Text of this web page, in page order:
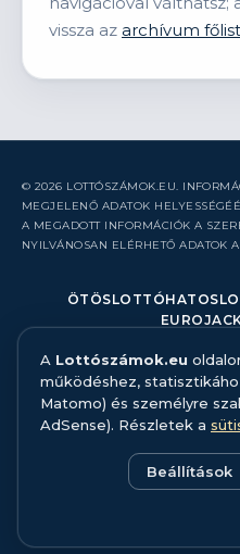
vissza az archívum
© 2026 LOTTÓSZÁMOK.EU.
MEGJELENŐ ADATOK
A MEGADOTT INFORMÁCIÓK A
NYILVÁNOSAN ELÉRHETŐ ADATOK
ÖTÖSLOTTÓ
RÓLUNK
KAPCSOLAT
HIBABEJELENTÉS
ADATFORRÁS ÉS
ADATKEZELÉS
SÜTISZABÁLYZAT
A Lottószámok.eu
működéshez,
Matomo) és személyre
AdSense). Részletek a
Beállítások